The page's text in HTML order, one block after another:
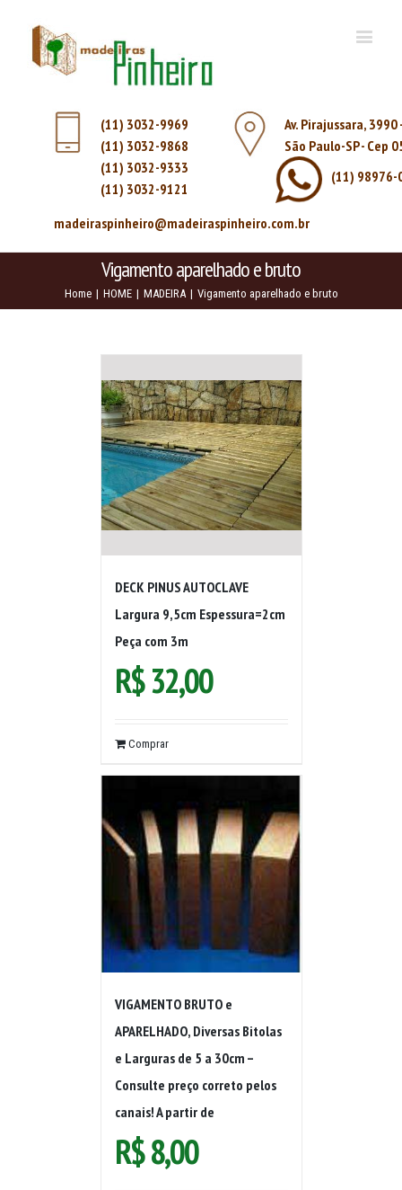
(11) 3032-9969
(11) 3032-9868
(11) 3032-9333
(11) 3032-9121
Av. Pirajussara,
São Paulo-SP - Cep
(11) 98976-
madeiraspinheiro@madeiraspinheiro.com.br
Vigamento aparelhado e bruto
Home | HOME | MADEIRA | Vigamento aparelhado e bruto
DECK PINUS AUTOCLAVE
Largura 9,5cm Espessura=2cm
Peça com 3m
R$32,00
Comprar
VIGAMENTO BRUTO e
APARELHADO, Diversas Bitolas
e Larguras de 5 a 30cm –
Consulte preço correto pelos
canais! A partir de
R$8,00